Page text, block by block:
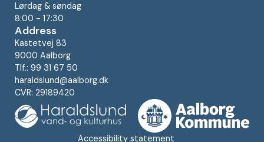
Lørdag & søndag
8:00 - 17:30
Address
Kastetvej 83
9000 Aalborg
Tlf.: 99 31 67 50
haraldslund@aalborg.dk
CVR: 29189420
Accessibility statement